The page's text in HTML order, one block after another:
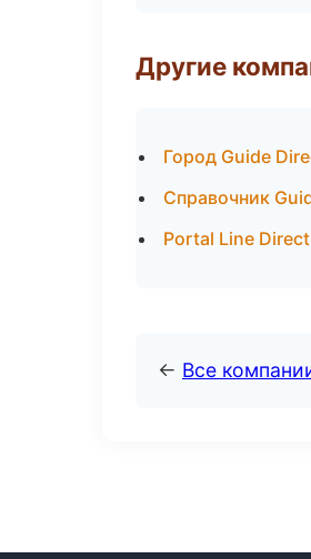
Другие
Город Guide
Справочник
Portal Line
← Все